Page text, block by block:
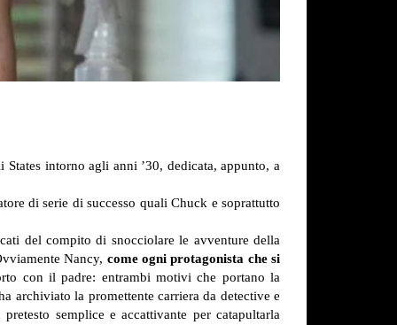
intorno agli anni ’30, dedicata, appunto, a
di serie di successo quali Chuck e soprattutto
del compito di snocciolare le avventure della
Nancy, come ogni protagonista che si
con il padre: entrambi motivi che portano la
archiviato la promettente carriera da detective e
semplice e accattivante per catapultarla